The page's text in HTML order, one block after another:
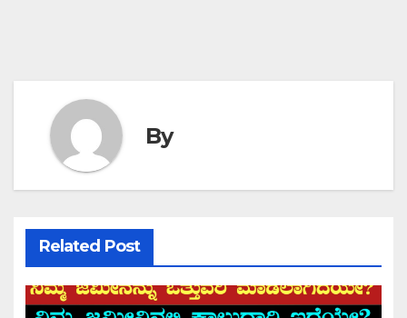
By
Related Post